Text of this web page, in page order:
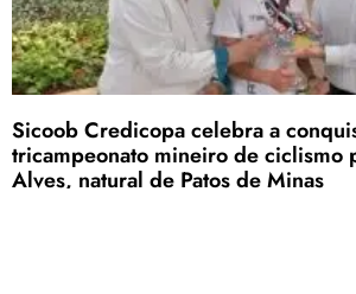
Sicoob Credicopa celebra a
tricampeonato mineiro de ciclismo
Alves, natural de Patos de Minas